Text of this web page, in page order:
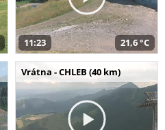
11:23 21,6 °C
Vrátna - CHLEB (40 km)